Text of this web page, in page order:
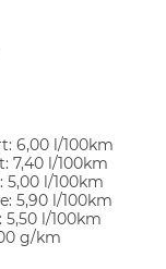
6,00 l/100km
7,40 l/100km
5,00 l/100km
5,90 l/100km
5,50 l/100km
g/km